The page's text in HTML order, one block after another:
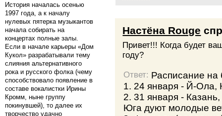
История началась осенью
1997 года, а к началу
нулевых пятерка музыкантов
начала собирать на
концертах полные залы.
Если в начале карьеры «Дом
Кукол» разрабатывали тему
слияния альтернативного
рока и русского фолка (чему
способствовало появление в
составе вокалистки Ирины
Кромм, ныне группу
покинувшей), то далее их
творчество удачно
Настёна Rouge
Привет!!! Когда будет
году?
Ответ: Расписание
1. 24 января - Й-Ола,
2. 31 января -
Юга дуют молодые